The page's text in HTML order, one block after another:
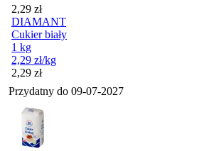
Cena
2,29 zł
DIAMANT
Cukier biały
1 kg
2,29 zł/kg
Cena
2,29 zł
Przydatny do 09-07-2027